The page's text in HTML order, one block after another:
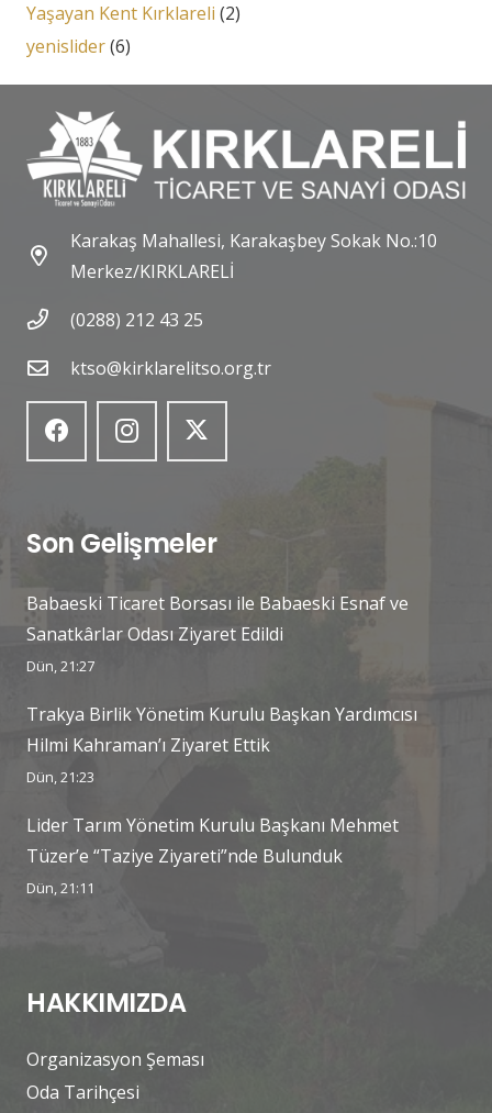
Yaşayan Kent Kırklareli (2)
yenislider(6)
Karakaş Mahallesi, Karakaşbey Sokak No.:10
Merkez/KIRKLARELİ
(0288) 212 43 25
ktso@kirklarelitso.org.tr
Son Gelişmeler
Babaeski Ticaret Borsası ile Babaeski Esnaf ve
Sanatkârlar Odası Ziyaret Edildi
Dün, 21:27
Trakya Birlik Yönetim Kurulu Başkan Yardımcısı
Hilmi Kahraman’ı Ziyaret Ettik
Dün, 21:23
Lider Tarım Yönetim Kurulu Başkanı Mehmet
Tüzer’e “Taziye Ziyareti”nde Bulunduk
Dün, 21:11
HAKKIMIZDA
Organizasyon Şeması
Oda Tarihçesi